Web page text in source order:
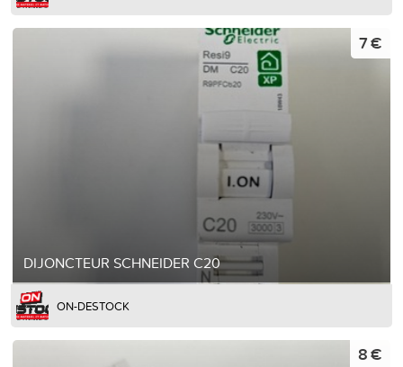
DIJONCTEUR SCHNEIDER C20
7 €
ON-DESTOCK
8 €